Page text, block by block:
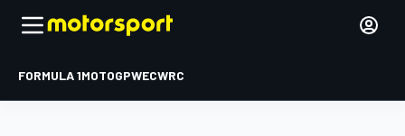
FORMULA 1MOTOGPWECWRC